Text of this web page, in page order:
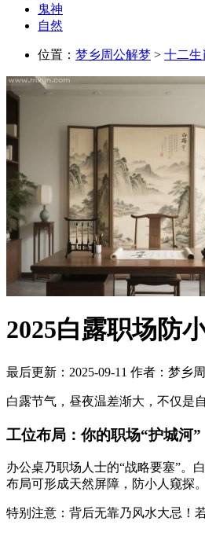
鬼神
自然
位置： 梦乡周公解梦 > 十二生
2025白露职场防
最后更新：2025-09-11 作者：梦乡
白露节气，昼夜温差渐大，不仅是
工位布局：你的职场“护城河”
办公桌乃职场人士的“战略要塞”。
布局可形成天然屏障，防小人窥探。
特别注意：背后无靠乃风水大忌！